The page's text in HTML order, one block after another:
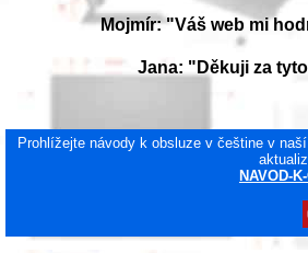
Mojmír: "Váš web mi
Jana: "Děkuji za
Prohlížejte návody k obsluze v češtine v
NAVOD-